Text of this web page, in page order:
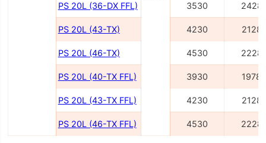
PS 20L (36-DX FFL) 3530 2428
PS 20L (43-TX) 4230 2128
PS 20L (46-TX) 4530 2228
PS 20L (40-TX FFL) 3930 1978
PS 20L (43-TX FFL) 4230 2128
PS 20L (46-TX FFL) 4530 2228